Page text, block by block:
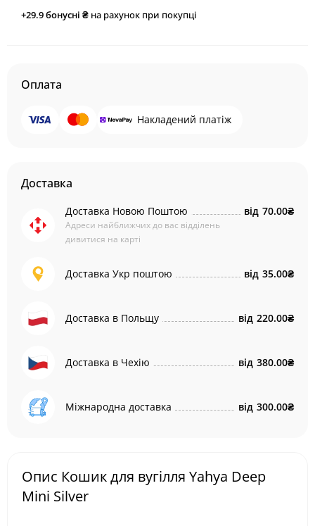
+29.9бонусні ₴ на рахунок при покупці
Оплата
Накладений платіж
Доставка
Доставка Новою Поштою
Адреси найближчих до вас відділень
дивитися на карті
від 70.00₴
Доставка Укр поштою від 35.00₴
Доставка в Польщу від 220.00₴
Доставка в Чехію від 380.00₴
Міжнародна доставка від 300.00₴
Опис Кошик для вугілля Yahya Deep
Mini Silver